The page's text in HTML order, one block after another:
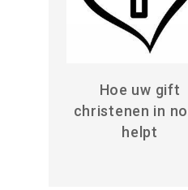
Hoe uw gift
christenen in
helpt